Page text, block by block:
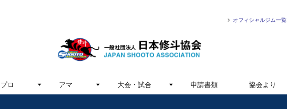
オフィシャルジム一覧
プロ アマ 大会・試合 申請書類 協会より